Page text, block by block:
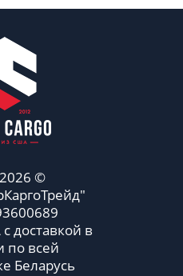
©
доставкой в
по всей
Беларусь